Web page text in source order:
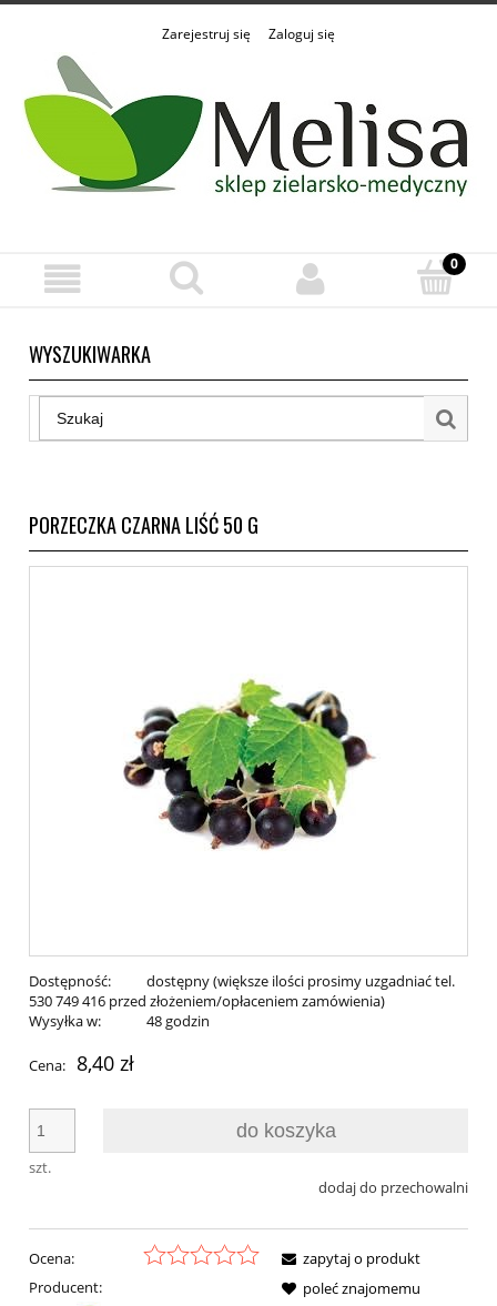
Zarejestruj się Zaloguj się
WYSZUKIWARKA
PORZECZKA CZARNA LIŚĆ 50 G
Dostępność:
dostępny (większe ilości prosimy uzgadniać tel.
530 749 416 przed złożeniem/opłaceniem zamówienia)
Wysyłka w:
48 godzin
Cena: 8,40 zł
szt.
do koszyka
dodaj do przechowalni
Ocena:
Producent:
zapytaj o produkt
poleć znajomemu